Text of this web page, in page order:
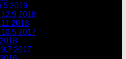
5 2019
2018
2018
2017
2017